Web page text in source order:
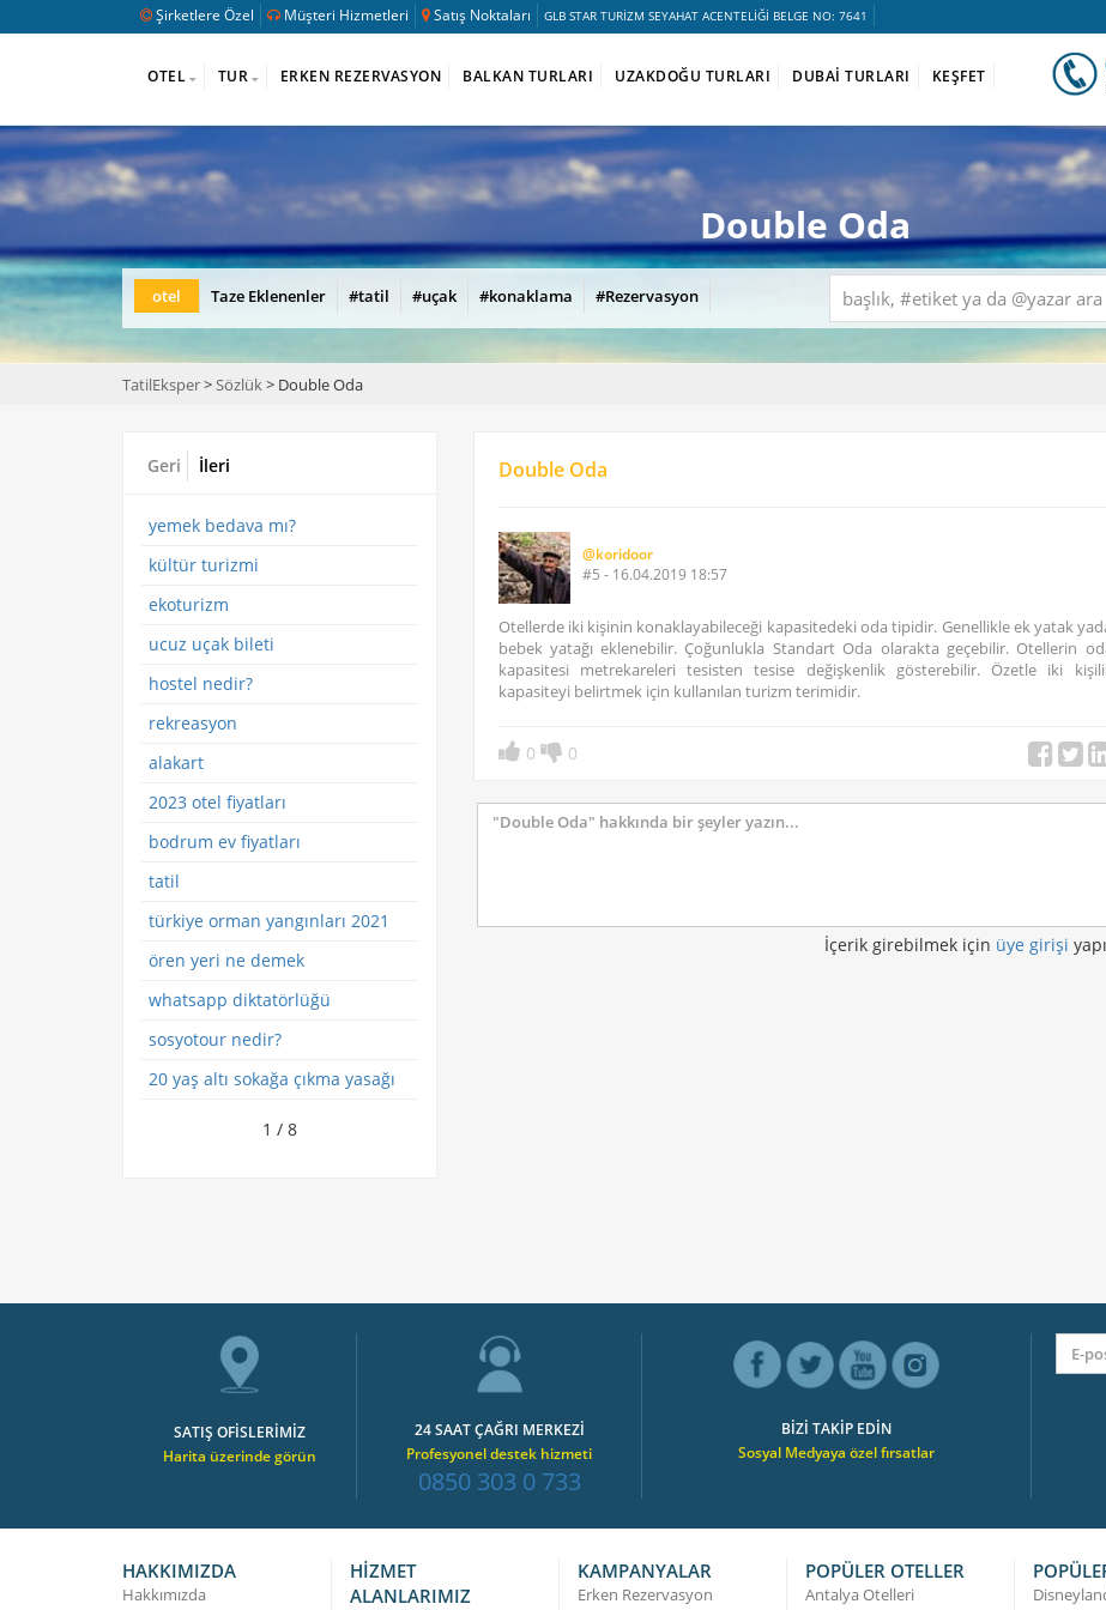
Şirketlere Özel Müşteri Hizmetleri Satış Noktaları GLB STAR TURİZM SEYAHAT ACENTELİĞİ BELGE NO: 7641
OTEL TUR ERKEN REZERVASYON BALKAN TURLARI UZAKDOĞU TURLARI DUBAİ TURLARI KEŞFET
Double Oda
otel Taze Eklenenler #tatil #uçak #konaklama #Rezervasyon
TatilEksper>Sözlük> Double Oda
Geri İleri
yemek bedava mı?
kültür turizmi
ekoturizm
ucuz uçak bileti
hostel nedir?
rekreasyon
alakart
2023 otel fiyatları
bodrum ev fiyatları
tatil
türkiye orman yangınları 2021
ören yeri ne demek
whatsapp diktatörlüğü
sosyotour nedir?
20 yaş altı sokağa çıkma yasağı
1 / 8
Double Oda
@koridoor
#5 - 16.04.2019 18:57
Otellerde iki kişinin konaklayabileceği kapasitedeki oda tipidir. Genellikle ek yatak
bebek yatağı eklenebilir. Çoğunlukla Standart Oda olarakta geçebilir. Otellerin
kapasitesi metrekareleri tesisten tesise değişkenlik gösterebilir. Özetle iki
kapasiteyi belirtmek için kullanılan turizm terimidir.
0 0
İçerik girebilmek için üye girişi
SATIŞ OFİSLERİMİZ
Harita üzerinde görün
24 SAAT ÇAĞRI MERKEZİ
Profesyonel destek hizmeti
0850 303 0 733
BİZİ TAKİP EDİN
Sosyal Medyaya özel fırsatlar
HAKKIMIZDA
Hakkımızda
HİZMET
ALANLARIMIZ
KAMPANYALAR
Erken Rezervasyon
POPÜLER OTELLER
Antalya Otelleri